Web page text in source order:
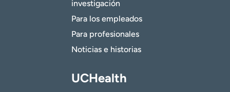
investigación
Para los empleados
Para profesionales
Noticias e historias
UCHealth